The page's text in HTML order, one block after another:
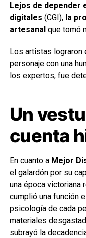
Lejos de depender
digitales (CGI), la
artesanal que tomó
Los artistas lograron
personaje con una
los expertos, fue
Un
cuenta
En cuanto a Mejor
el galardón por su
una época victoriana
cumplió una función
psicología de cada
materiales
subrayó la